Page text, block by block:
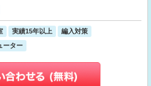
実績15年以上
編入対策
ーター